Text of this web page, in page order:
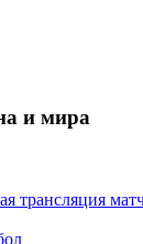
и мира
трансляция